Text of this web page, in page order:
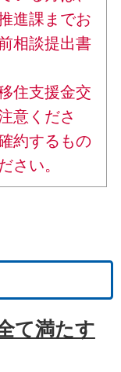
進課までお
相談提出書
住支援金交
意くださ
約するもの
さい。
て満たす